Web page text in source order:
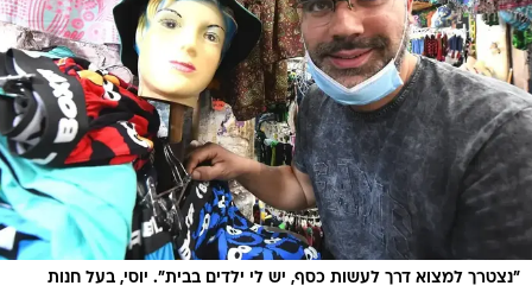
"נצטרך למצוא דרך לעשות כסף, יש לי ילדים בבית". יוסי, בעל חנות